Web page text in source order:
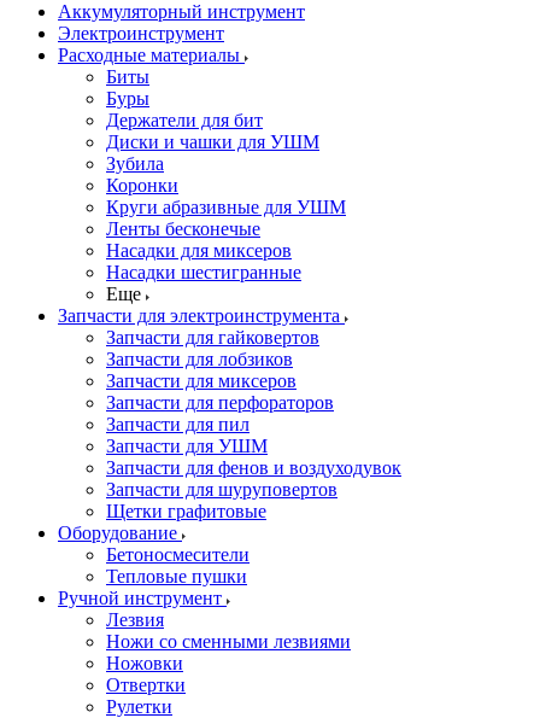
Аккумуляторный инструмент
Электроинструмент
Расходные материалы
Биты
Буры
Держатели для бит
Диски и чашки для УШМ
Зубила
Коронки
Круги абразивные для УШМ
Ленты бесконечые
Насадки для миксеров
Насадки шестигранные
Еще
Запчасти для электроинструмента
Запчасти для гайковертов
Запчасти для лобзиков
Запчасти для миксеров
Запчасти для перфораторов
Запчасти для пил
Запчасти для УШМ
Запчасти для фенов и воздуходувок
Запчасти для шуруповертов
Щетки графитовые
Оборудование
Бетоносмесители
Тепловые пушки
Ручной инструмент
Лезвия
Ножи со сменными лезвиями
Ножовки
Отвертки
Рулетки